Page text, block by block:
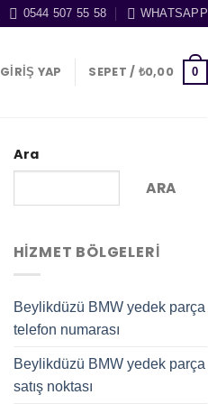
0544 507 55 58 WHATSAPP
GIRIŞ YAP SEPET / ₺0,00 0
Ara
ARA
HIZMET BÖLGELERI
Beylikdüzü BMW yedek parça
telefon numarası
Beylikdüzü BMW yedek parça
satış noktası